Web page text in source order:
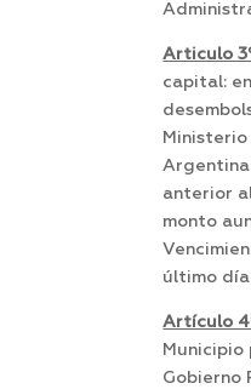
Articulo
capital:
anterior
monto
último día
Artículo
Gobierno